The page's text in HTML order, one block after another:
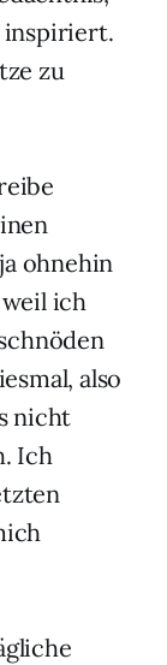
inspiriert.
zu
ohnehin
ich
also
nicht
Ich